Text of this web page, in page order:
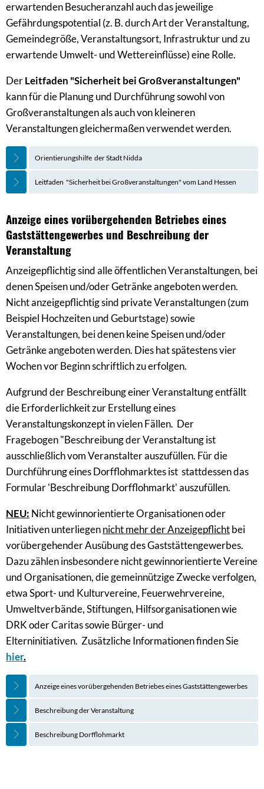
erwartenden Besucheranzahl auch das jeweilige
Gefährdungspotential (z. B. durch Art der Veranstaltung,
Gemeindegröße, Veranstaltungsort, Infrastruktur und zu
erwartende Umwelt- und Wettereinflüsse) eine Rolle.
DerLeitfaden "Sicherheit bei Großveranstaltungen"
kann für die Planung und Durchführung sowohl von
Großveranstaltungen als auch von kleineren
Veranstaltungen gleichermaßen verwendet werden.
Orientierungshilfe der Stadt Nidda
Leitfaden "Sicherheit bei Großveranstaltungen" vom Land Hessen
Anzeige eines vorübergehenden Betriebes eines
Gaststättengewerbes und Beschreibung der
Veranstaltung
Anzeigepflichtig sind alle öffentlichen Veranstaltungen, bei
denen Speisen und/oder Getränke angeboten werden.
Nicht anzeigepflichtig sind private Veranstaltungen (zum
Beispiel Hochzeiten und Geburtstage) sowie
Veranstaltungen, bei denen keine Speisen und/oder
Getränke angeboten werden. Dies hat spätestens vier
Wochen vor Beginn schriftlich zu erfolgen.
Aufgrund der Beschreibung einer Veranstaltung entfällt
die Erforderlichkeit zur Erstellung eines
Veranstaltungskonzept in vielen Fällen. Der
Fragebogen "Beschreibung der Veranstaltung ist
ausschließlich vom Veranstalter auszufüllen. Für die
Durchführung eines Dorfflohmarktes ist stattdessen das
Formular 'Beschreibung Dorfflohmarkt' auszufüllen.
NEU: Nicht gewinnorientierte Organisationen oder
Initiativen unterliegennicht mehr der Anzeigepflichtbei
vorübergehender Ausübung des Gaststättengewerbes.
Dazu zählen insbesondere nicht gewinnorientierte Vereine
und Organisationen, die gemeinnützige Zwecke verfolgen,
etwa Sport- und Kulturvereine, Feuerwehrvereine,
Umweltverbände, Stiftungen, Hilfsorganisationen wie
DRK oder Caritas sowie Bürger- und
Elterninitiativen. Zusätzliche Informationen finden Sie
hier.
Anzeige eines vorübergehenden Betriebes eines Gaststättengewerbes
Beschreibung der Veranstaltung
Beschreibung Dorfflohmarkt